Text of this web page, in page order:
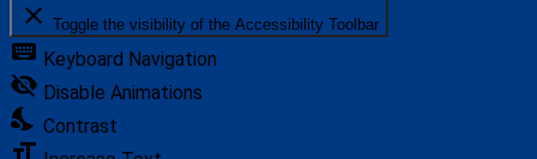
close Toggle the visibility of the Accessibility Toolbar
keyboard Keyboard Navigation
visibility_off Disable Animations
nights_stay Contrast
format_size